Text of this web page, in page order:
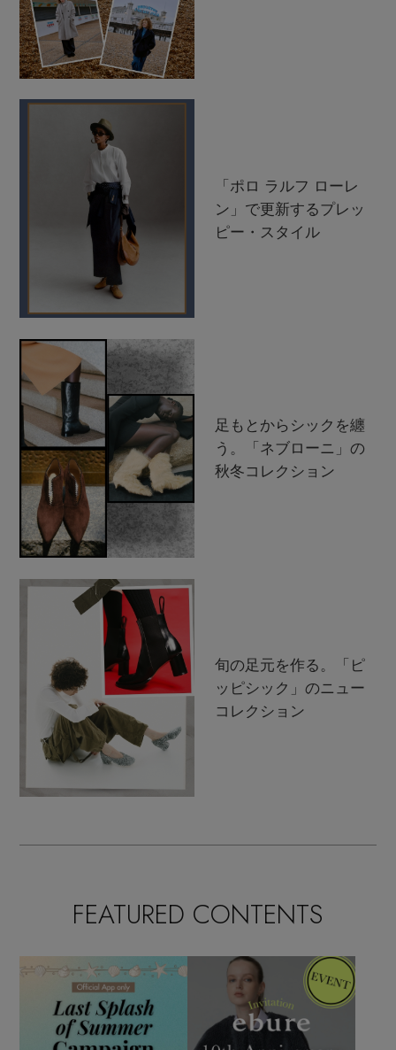
「ポロ ラルフ ローレ
ン」で更新するプレッ
ピー・スタイル
足もとからシックを纏
う。「ネブローニ」の
秋冬コレクション
旬の足元を作る。「ピ
ッピシック」のニュー
コレクション
FEATURED CONTENTS